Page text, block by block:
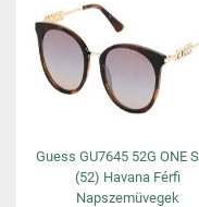
Guess GU7645 52G ONE
(52) Havana Férfi
Napszemüvegek